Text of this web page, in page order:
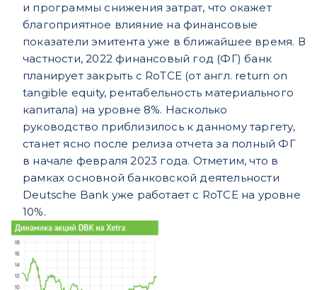
и программы снижения затрат, что окажет
благоприятное влияние на финансовые
показатели эмитента уже в ближайшее время. В
частности, 2022 финансовый год (ФГ) банк
планирует закрыть с RоTCE (от англ. return on
tangible equity, рентабельность материального
капитала) на уровне 8%. Насколько
руководство приблизилось к данному таргету,
станет ясно после релиза отчета за полный ФГ
в начале февраля 2023 года. Отметим, что в
рамках основной банковской деятельности
Deutsche Bank уже работает с RoTCE на уровне
10%.